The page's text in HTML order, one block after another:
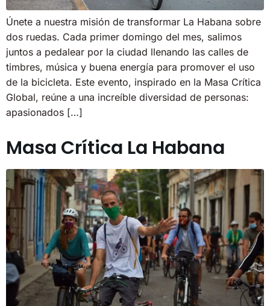
Únete a nuestra misión de transformar La Habana sobre
dos ruedas. Cada primer domingo del mes, salimos
juntos a pedalear por la ciudad llenando las calles de
timbres, música y buena energía para promover el uso
de la bicicleta. Este evento, inspirado en la Masa Crítica
Global, reúne a una increíble diversidad de personas:
apasionados […]
Masa Crítica La Habana